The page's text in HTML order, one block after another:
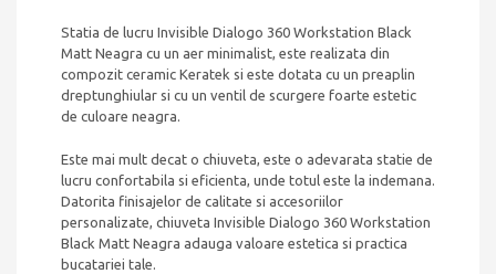
Statia de lucru Invisible Dialogo 360 Workstation Black
Matt Neagra cu un aer minimalist, este realizata din
compozit ceramic Keratek si este dotata cu un preaplin
dreptunghiular si cu un ventil de scurgere foarte estetic
de culoare neagra.
Este mai mult decat o chiuveta, este o adevarata statie de
lucru confortabila si eficienta, unde totul este la indemana.
Datorita finisajelor de calitate si accesoriilor
personalizate, chiuveta Invisible Dialogo 360 Workstation
Black Matt Neagra adauga valoare estetica si practica
bucatariei tale.